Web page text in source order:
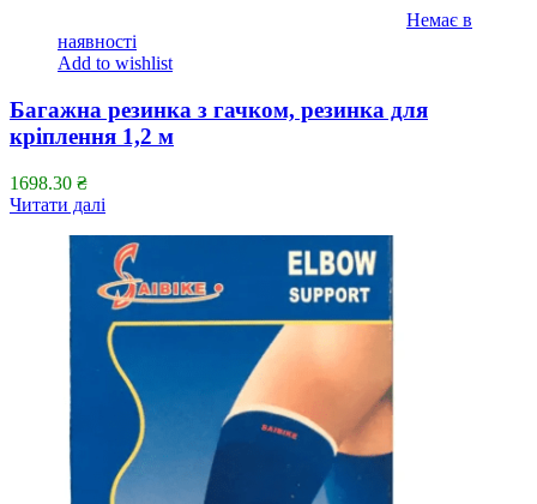
Немає в
наявності
Add to wishlist
Багажна резинка з гачком, резинка для
кріплення 1,2 м
1698.30 ₴
Читати далі